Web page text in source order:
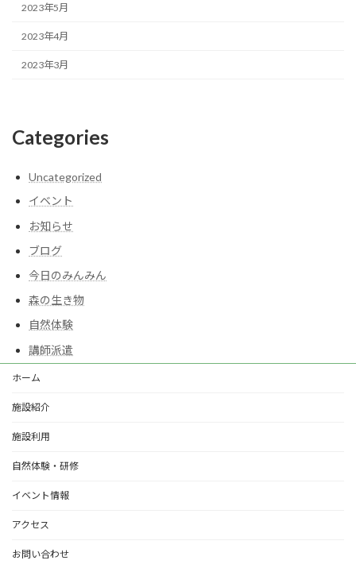
2023年5月
2023年4月
2023年3月
Categories
Uncategorized
イベント
お知らせ
ブログ
今日のみんみん
森の生き物
自然体験
講師派遣
ホーム
施設紹介
施設利用
自然体験・研修
イベント情報
アクセス
お問い合わせ